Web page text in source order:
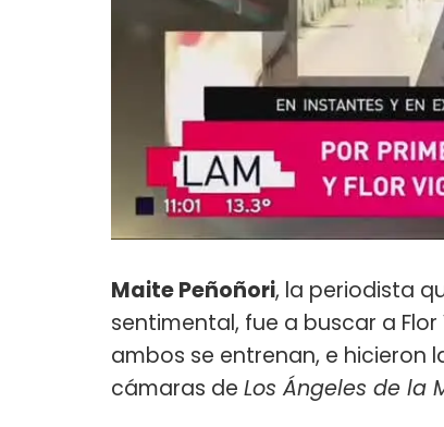
Maite Peñoñori, la periodista
sentimental, fue a buscar a
ambos se entrenan, e hicieron
cámaras de Los Ángeles de la